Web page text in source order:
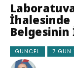
İhalesinde
Belgesinin
GÜNCEL 7 GÜN